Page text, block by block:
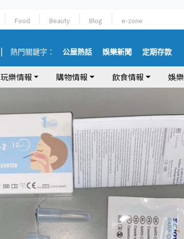
Food Beauty Blog e-zone
熱門關鍵字： 公屋熱話 娛樂新聞 定期存款
玩樂情報 購物情報 飲食情報 娛樂